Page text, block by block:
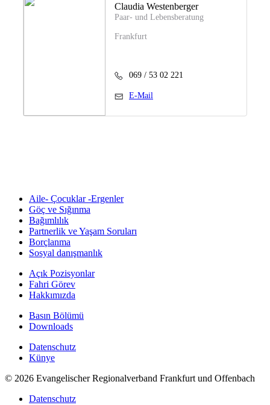
Claudia Westenberger
Paar- und Lebensberatung
Frankfurt
069 / 53 02 221
E-Mail
Aile- Çocuklar -Ergenler
Göç ve Sığınma
Bağımlılık
Partnerlik ve Yaşam Soruları
Borçlanma
Sosyal danışmanlık
Açık Pozisyonlar
Fahri Görev
Hakkımızda
Basın Bölümü
Downloads
Datenschutz
Künye
© 2026 Evangelischer Regionalverband Frankfurt und Offenbach
Datenschutz